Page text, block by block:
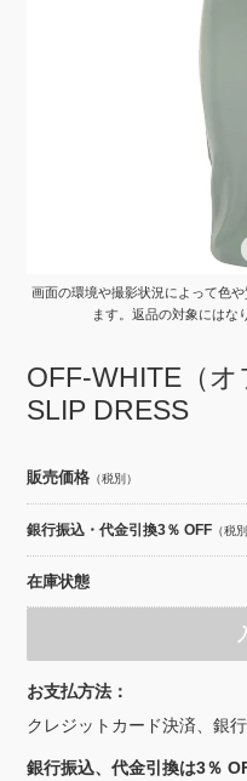
画面の環境や撮影状況によって色
ます。返品の対象にはな
OFF-WHITE（
SLIP DRESS
販売価格 （税別）
銀行振込・代金引換3％ OFF （税
在庫状態
お支払方法：
クレジットカード決済、銀
銀行振込、代金引換は3％